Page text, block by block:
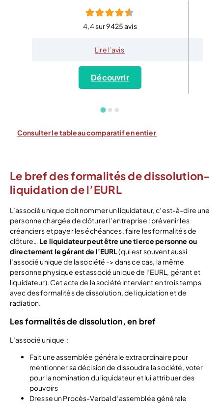
4,4 sur 9425 avis
Lire l’avis
Découvrir
Consulter le tableau comparatif en entier
Le bref des formalités de dissolution-
liquidation de l’EURL
L’associé unique doit nommer un liquidateur, c’est-à-dire une
personne chargée de clôturer l’entreprise : prévenir les
créanciers et payer les échéances, faire les formalités de
clôture… Le liquidateur peut être une tierce personne ou
directement le gérant de l’EURL(qui est souvent aussi
l’associé unique de la société -> dans ce cas, la même
personne physique est associé unique de l’EURL, gérant et
liquidateur). Cet acte de la société intervient en trois temps
avec des formalités de dissolution, de liquidation et de
radiation.
Les formalités de dissolution, en bref
L’associé unique :
Fait une assemblée générale extraordinaire pour
mentionner sa décision de dissoudre la société, voter
pour la nomination du liquidateur et lui attribuer des
pouvoirs
Dresse un Procès-Verbal d’assemblée générale